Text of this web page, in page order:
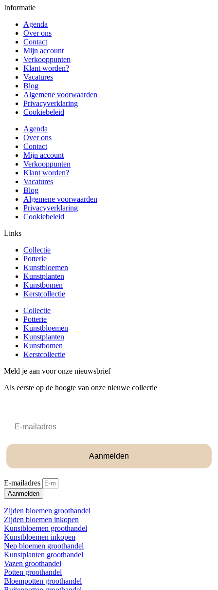
Informatie
Agenda
Over ons
Contact
Mijn account
Verkooppunten
Klant worden?
Vacatures
Blog
Algemene voorwaarden
Privacyverklaring
Cookiebeleid
Agenda
Over ons
Contact
Mijn account
Verkooppunten
Klant worden?
Vacatures
Blog
Algemene voorwaarden
Privacyverklaring
Cookiebeleid
Links
Collectie
Potterie
Kunstbloemen
Kunstplanten
Kunstbomen
Kerstcollectie
Collectie
Potterie
Kunstbloemen
Kunstplanten
Kunstbomen
Kerstcollectie
Meld je aan voor onze nieuwsbrief
Als eerste op de hoogte van onze nieuwe collectie
Aanmelden
E-mailadres
Aanmelden
Zijden bloemen groothandel
Zijden bloemen inkopen
Kunstbloemen groothandel
Kunstbloemen inkopen
Nep bloemen groothandel
Kunstplanten groothandel
Vazen groothandel
Potten groothandel
Bloempotten groothandel